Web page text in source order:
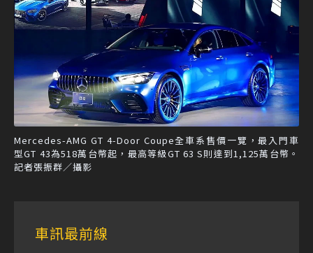
Mercedes-AMG GT 4-Door Coupe全車系售價一覽，最入門車
型GT 43為518萬台幣起，最高等級GT 63 S則達到1,125萬台幣。
記者張振群／攝影
車訊最前線